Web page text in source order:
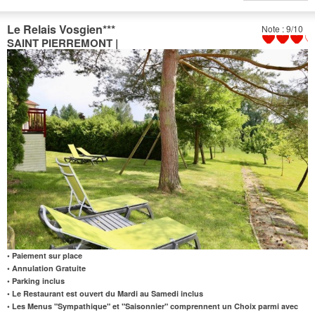
Note : 9/10
Le Relais Vosgien***
SAINT PIERREMONT |
• Paiement sur place
• Annulation Gratuite
• Parking inclus
• Le Restaurant est ouvert du Mardi au Samedi inclus
• Les Menus "Sympathique" et "Saisonnier" comprennent un Choix parmi avec